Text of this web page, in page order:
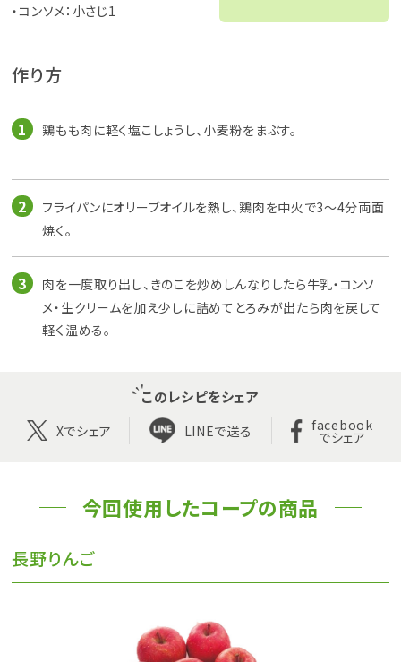
・コンソメ：小さじ1
作り方
鶏もも肉に軽く塩こしょうし、小麦粉をまぶす。
フライパンにオリーブオイルを熱し、鶏肉を中火で3～4分両面
焼く。
肉を一度取り出し、きのこを炒めしんなりしたら牛乳・コンソ
メ・生クリームを加え少しに詰めてとろみが出たら肉を戻して
軽く温める。
このレシピをシェア
Xでシェア LINEで送る facebook
でシェア
今回使用したコープの商品
長野りんご